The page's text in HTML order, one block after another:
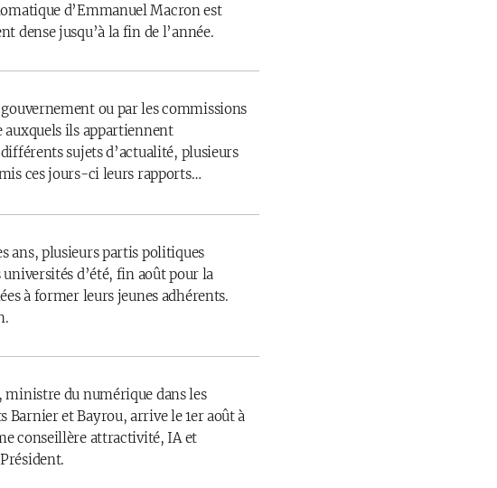
d’Emmanuel Macron est
dense jusqu’à la fin de l’année.
ou par les commissions
auxquels ils appartiennent
sujets d’actualité, plusieurs
ces jours-ci leurs rapports…
ans, plusieurs partis politiques
d’été, fin août pour la
à former leurs jeunes adhérents.
ministre du numérique dans les
Barnier et Bayrou, arrive le 1er août à
conseillère attractivité, IA et